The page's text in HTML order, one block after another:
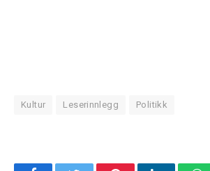
Kultur Leserinnlegg Politikk